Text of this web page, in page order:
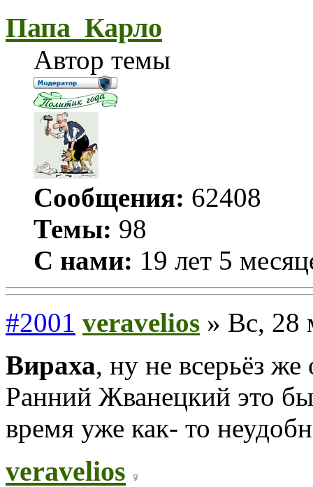
Папа_Карло
Автор темы
Сообщения: 62408
Темы: 98
С нами: 19 лет 5
#2001 veravelios » Вс, 28
Вираха, ну не всерьёз же
Ранний Жванецкий это
время уже как- то
veravelios